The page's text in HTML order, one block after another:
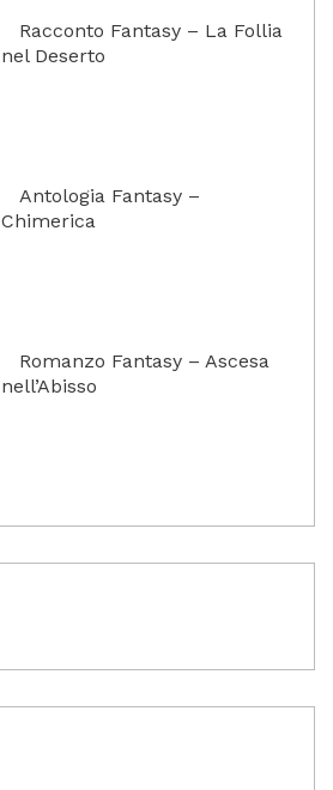
Racconto Fantasy – La Follia
nel Deserto
Antologia Fantasy –
Chimerica
Romanzo Fantasy – Ascesa
nell’Abisso